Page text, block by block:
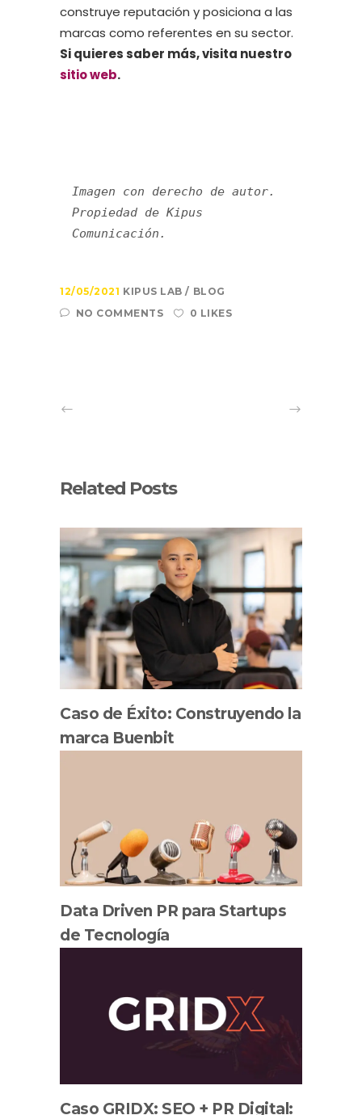
construye reputación y posiciona a las
marcas como referentes en su sector.
Si quieres saber más, visita nuestro
sitio web.
Imagen con derecho de autor.
Propiedad de Kipus
Comunicación.
12/05/2021 KIPUS LAB
BLOG
NO COMMENTS
0 LIKES
Related Posts
Caso de Éxito: Construyendo la
marca Buenbit
Data Driven PR para Startups
de Tecnología
Caso GRIDX: SEO + PR Digital: